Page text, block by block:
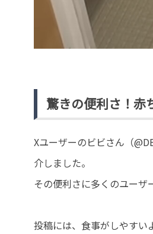
驚きの便利さ！赤
Xユーザーのビビさん（
介しました。
その便利さに多くのユーザ
投稿には、食事がしやすい